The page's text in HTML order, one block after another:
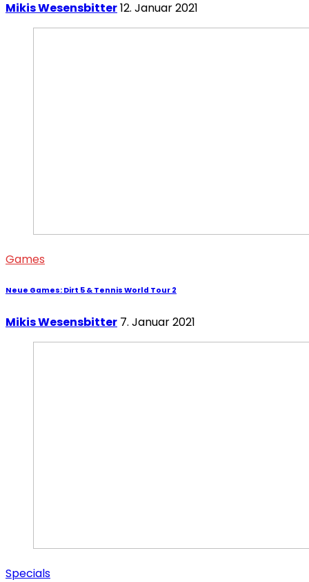
Mikis Wesensbitter12. Januar 2021
Games
Neue Games: Dirt 5 & Tennis World Tour 2
Mikis Wesensbitter 7. Januar 2021
Specials